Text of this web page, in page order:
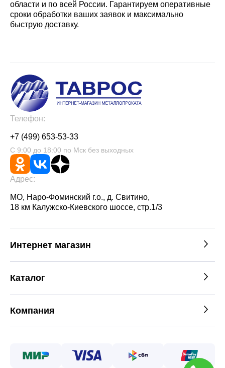
области и по всей России. Гарантируем оперативные
сроки обработки ваших заявок и максимально
быструю доставку.
Телефон:
+7 (499) 653-53-33
С 9:00 до 18:00 по Мск без выходных
Адрес:
МО, Наро-Фоминский г.о., д. Свитино,
18 км Калужско-Киевского шоссе, стр.1/3
Интернет магазин
Каталог
Компания